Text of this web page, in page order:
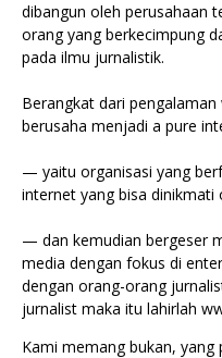
dibangun oleh perusahaan
orang yang berkecimpung
pada ilmu jurnalistik.
Berangkat dari
berusaha menjadi a pure
— yaitu organisasi yang
internet yang bisa dinikmati
— dan kemudian bergeser
media dengan fokus di
dengan orang-orang
jurnalist maka itu lahirlah
Kami memang bukan,